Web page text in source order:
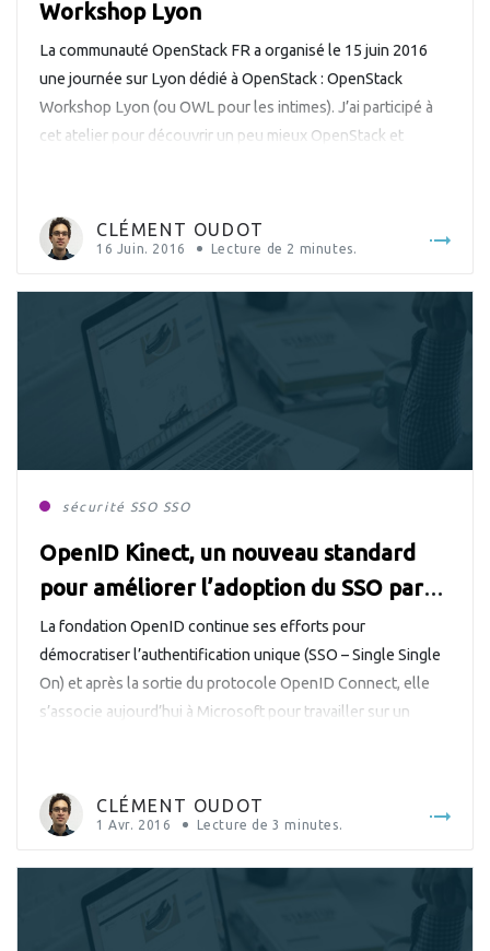
Workshop Lyon
La communauté OpenStack FR a organisé le 15 juin 2016
une journée sur Lyon dédié à OpenStack : OpenStack
Workshop Lyon (ou OWL pour les intimes). J’ai participé à
cet atelier pour découvrir un peu mieux OpenStack et
CLÉMENT OUDOT
16 Juin. 2016 Lecture de 2 minutes.
sécurité SSO SSO
OpenID Kinect, un nouveau standard
pour améliorer l’adoption du SSO par
les utilisateurs
La fondation OpenID continue ses efforts pour
démocratiser l’authentification unique (SSO – Single Single
On) et après la sortie du protocole OpenID Connect, elle
s’associe aujourd’hui à Microsoft pour travailler sur un
ludification des applications a permis une […]
CLÉMENT OUDOT
1 Avr. 2016 Lecture de 3 minutes.